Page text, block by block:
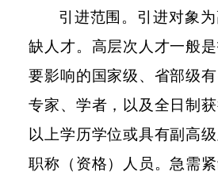
引进范围。引进对象
缺人才。高层次人才一般
要影响的国家级、省部级
专家、学者，以及全日制
以上学历学位或具有副高
职称（资格）人员。急需